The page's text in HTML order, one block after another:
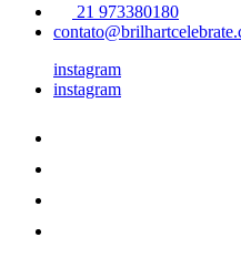
21 973380180
instagram
instagram